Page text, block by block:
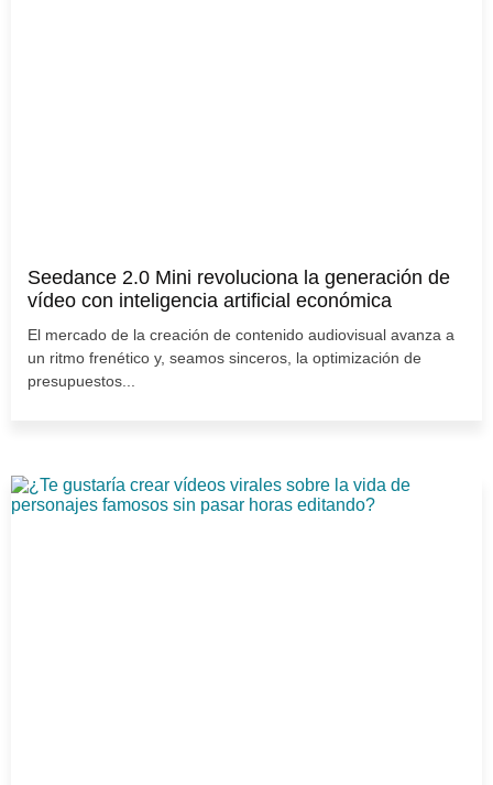
Seedance 2.0 Mini revoluciona la generación de
vídeo con inteligencia artificial económica
El mercado de la creación de contenido audiovisual avanza a
un ritmo frenético y, seamos sinceros, la optimización de
presupuestos...